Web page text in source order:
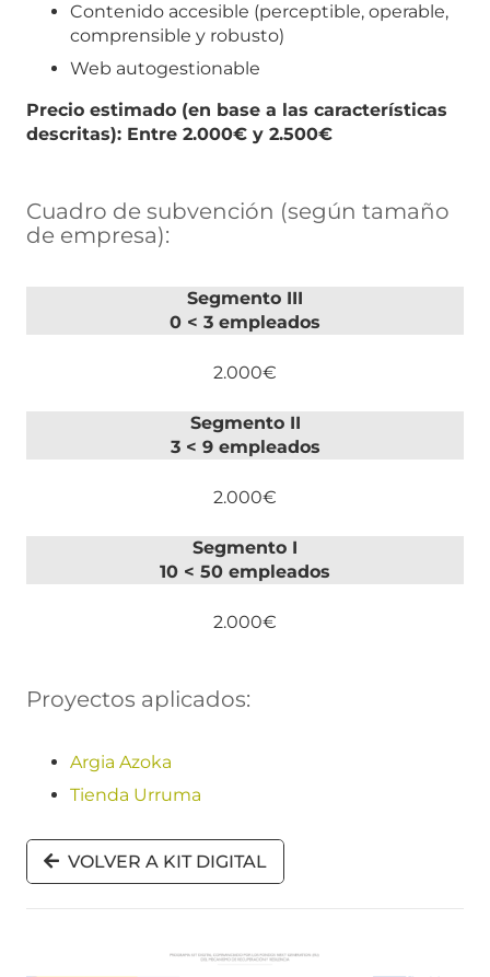
Contenido accesible (perceptible, operable,
comprensible y robusto)
Web autogestionable
Precio estimado (en base a las características
descritas): Entre 2.000€ y 2.500€
Cuadro de subvención (según tamaño
de empresa):
Segmento III
0 < 3 empleados
2.000€
Segmento II
3 < 9 empleados
2.000€
Segmento I
10 < 50 empleados
2.000€
Proyectos aplicados:
Argia Azoka
Tienda Urruma
VOLVER A KIT DIGITAL